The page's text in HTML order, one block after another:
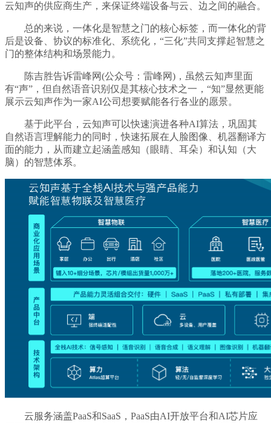
云知声的供应商生产，来保证终端设备与云、边之间的融合。
总的来说，一体化是智慧之门的核心标签，而一体化的背
后是设备、协议的标准化、系统化，“三化”共同支撑起智慧之
门的整体结构和场景能力。
陈吉胜告诉雷峰网(公众号：雷峰网)，虽然云知声里面
有“声”，但自然语音识别仅是其核心技术之一，“知”显然更能
展示云知声作为一家AI公司想要赋能各行各业的愿景。
基于此平台，云知声可以快速演进各种AI算法，巩固其
自然语言理解能力的同时，快速拓展在人脸图像、机器翻译方
面的能力，从而建立起涵盖感知（眼睛、耳朵）和认知（大
脑）的智慧体系。
云服务涵盖PaaS和SaaS，PaaS由AI开放平台和AI芯片应